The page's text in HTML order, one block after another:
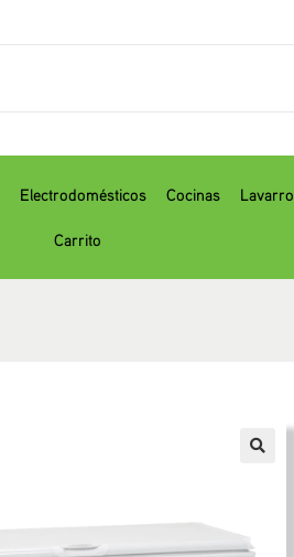
Electrodomésticos Cocinas
Carrito